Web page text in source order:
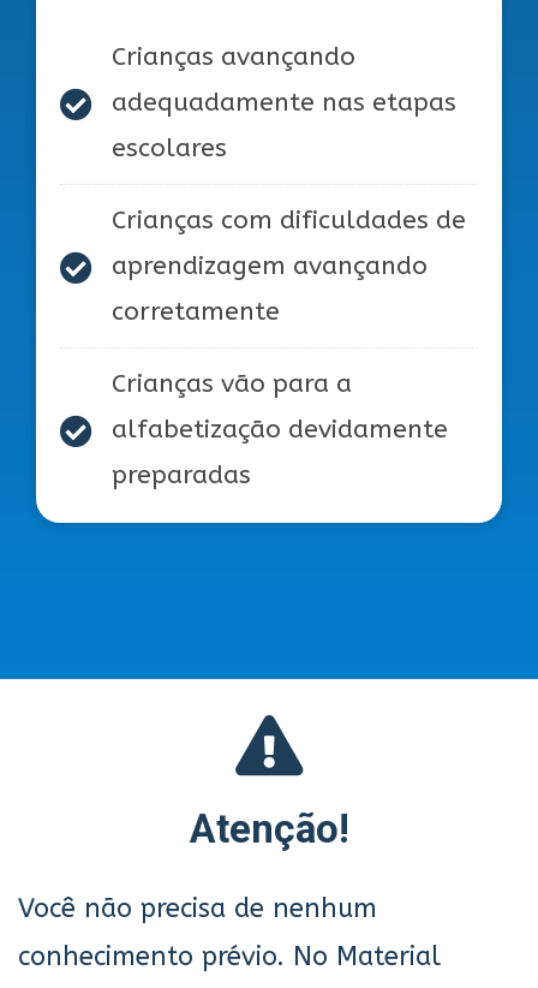
Crianças avançando
adequadamente nas etapas
escolares
Crianças com dificuldades de
aprendizagem avançando
corretamente
Crianças vão para a
alfabetização devidamente
preparadas
Atenção!
Você não precisa de nenhum
conhecimento prévio. No Material